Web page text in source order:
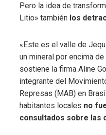
Pero la idea de
Litio» también los
«Este es el valle de
un mineral por encima
sostiene la firma Aline
integrante del
Represas (MAB) en
habitantes locales no
consultados sobre las